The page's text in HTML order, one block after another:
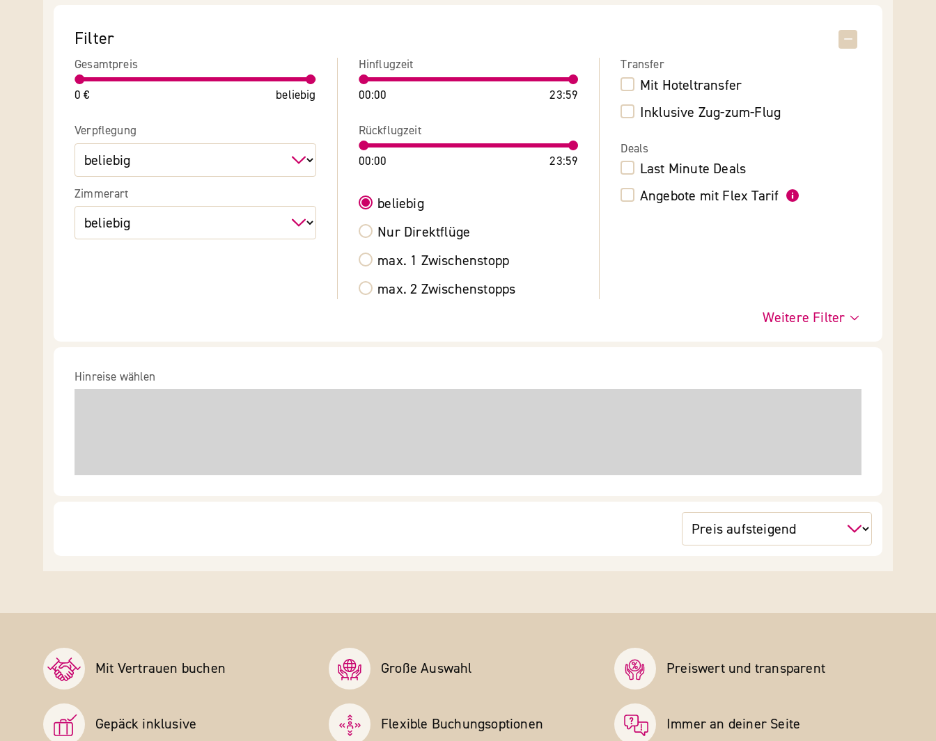
Filter
Gesamtpreis
0 € beliebig
Verpflegung
Zimmerart
Hinflugzeit
00:00 23:59
Rückflugzeit
00:00 23:59
beliebig
Nur Direktflüge
max. 1 Zwischenstopp
max. 2 Zwischenstopps
Transfer
Mit Hoteltransfer
Inklusive Zug-zum-Flug
Deals
Last Minute Deals
Angebote mit Flex Tarif
Weitere Filter
Hinreise wählen
Mit Vertrauen buchen Große Auswahl Preiswert und transparent
Gepäck inklusive Flexible Buchungs­optionen Immer an deiner Seite